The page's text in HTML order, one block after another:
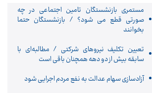
مستمری بازنشستگان تامین اجتماعی در چه
صورتی قطع می شود؟ / بازنشستگان حتما
بخوانند
تعیین تکلیف نیروهای شرکتی / مطالبه‌ای با
سابقه بیش از دو دهه همچنان باقی است
آزادسازی سهام عدالت به نفع مردم اجرایی شود